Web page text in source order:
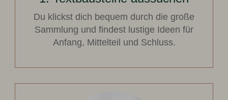
Du klickst dich bequem durch die große
Sammlung und findest lustige Ideen für
Anfang, Mittelteil und Schluss.